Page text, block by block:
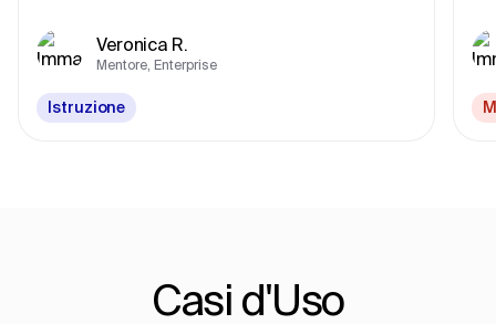
Veronica R.
Mentore, Enterprise
Istruzione
Casi d'Uso